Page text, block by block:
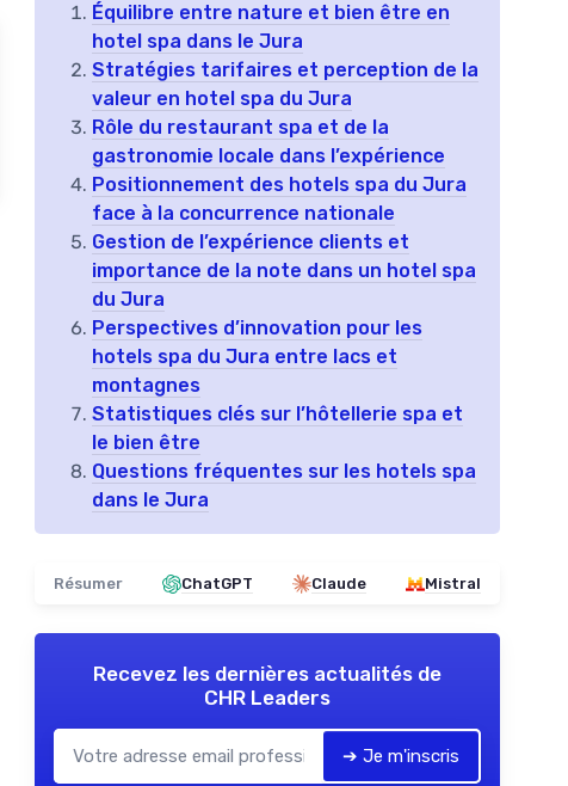
Équilibre entre nature et bien être en
hotel spa dans le Jura
Stratégies tarifaires et perception de la
valeur en hotel spa du Jura
Rôle du restaurant spa et de la
gastronomie locale dans l’expérience
Positionnement des hotels spa du Jura
face à la concurrence nationale
Gestion de l’expérience clients et
importance de la note dans un hotel spa
du Jura
Perspectives d’innovation pour les
hotels spa du Jura entre lacs et
montagnes
Statistiques clés sur l’hôtellerie spa et
le bien être
Questions fréquentes sur les hotels spa
dans le Jura
Résumer ChatGPT Claude Mistral
Recevez les dernières actualités de
CHR Leaders
➔ Je m'inscris